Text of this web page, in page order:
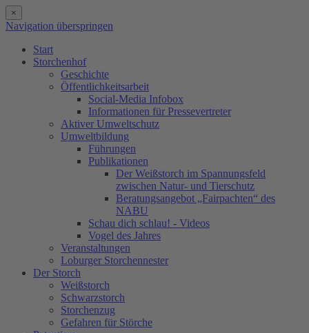
×
Navigation überspringen
Start
Storchenhof
Geschichte
Öffentlichkeitsarbeit
Social-Media Infobox
Informationen für Pressevertreter
Aktiver Umweltschutz
Umweltbildung
Führungen
Publikationen
Der Weißstorch im Spannungsfeld
zwischen Natur- und Tierschutz
Beratungsangebot „Fairpachten“ des
NABU
Schau dich schlau! - Videos
Vogel des Jahres
Veranstaltungen
Loburger Storchennester
Der Storch
Weißstorch
Schwarzstorch
Storchenzug
Gefahren für Störche